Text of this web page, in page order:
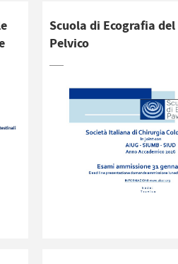
Scuola di Ecografia
Pelvico